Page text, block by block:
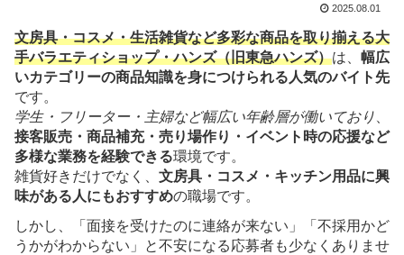
2025.08.01
文房具・コスメ・生活雑貨など多彩な商品を取り揃える大
手バラエティショップ・ハンズ（旧東急ハンズ）は、 幅広
いカテゴリーの商品知識を身につけられる人気のバイト先
です。
学生・フリーター・主婦など幅広い年齢層が働いており
接客販売・商品補充・売り場作り・イベント時の応援など
多様な業務を経験できる環境です。
雑貨好きだけでなく、 文房具・コスメ・キッチン用品に興
味がある人にもおすすめの職場です。
しかし、「面接を受けたのに連絡が来ない」「不採用かど
うかがわからない」と不安になる応募者も少なくありませ